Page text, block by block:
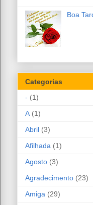
Boa
Categorias
- (1)
A (1)
Abril (3)
Afilhada (1)
Agosto (3)
Agradecimento (23)
Amiga (29)